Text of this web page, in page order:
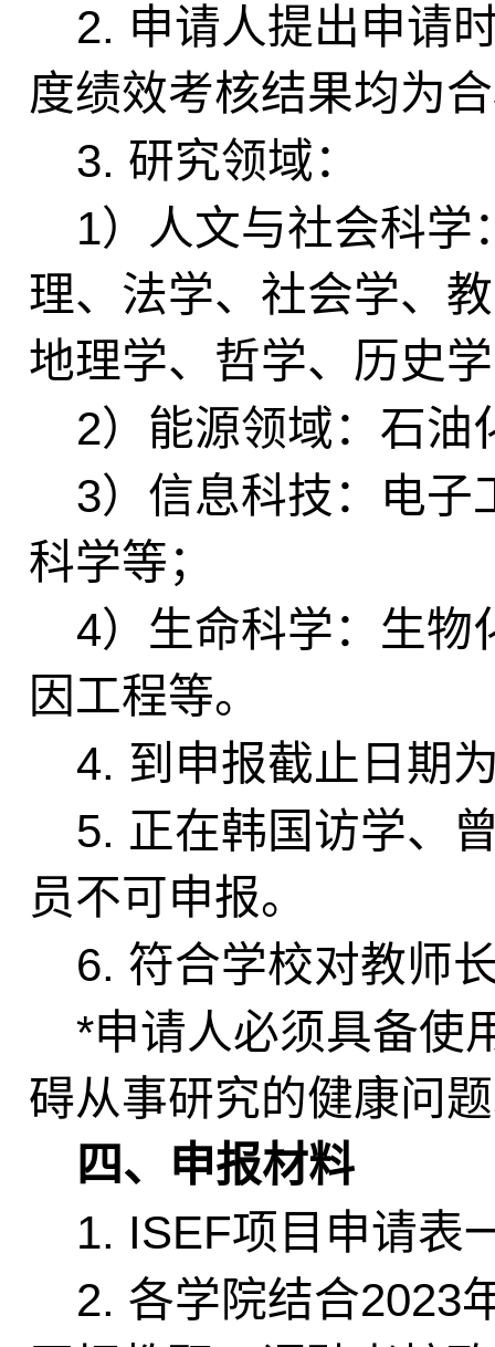
2. 申请人提出申请
度绩效考核结果均为
3. 研究领域：
1）人文与社会科学
理、法学、社会学、
地理学、哲学、历史
2）能源领域：石油
3）信息科技：电子
科学等；
4）生命科学：生物
因工程等。
4. 到申报截止日期
5. 正在韩国访学、
员不可申报。
6. 符合学校对教师
*申请人必须具备使
碍从事研究的健康问
四、申报材料
1. ISEF项目申请表
2. 各学院结合2023